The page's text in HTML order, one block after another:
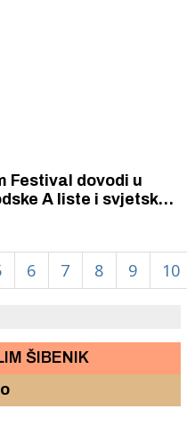
Festival dovodi u
A liste i svjetske
6 7 8 9 10
ŠIBENIK